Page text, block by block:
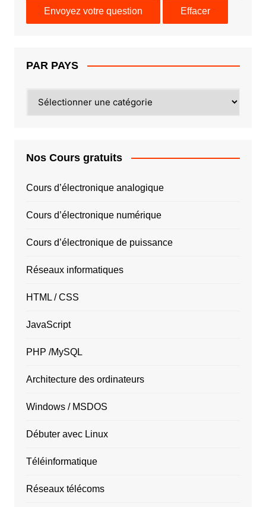
PAR PAYS
PAYS
Nos Cours gratuits
Cours d’électronique analogique
Cours d’électronique numérique
Cours d’électronique de puissance
Réseaux informatiques
HTML / CSS
JavaScript
PHP /MySQL
Architecture des ordinateurs
Windows / MSDOS
Débuter avec Linux
Téléinformatique
Réseaux télécoms